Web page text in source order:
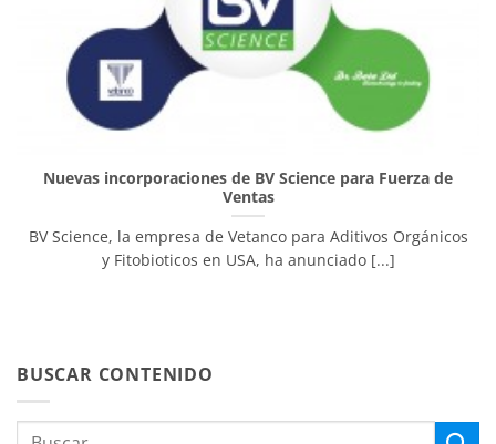
Nuevas incorporaciones de BV Science para Fuerza de
Ventas
BV Science, la empresa de Vetanco para Aditivos Orgánicos
y Fitobioticos en USA, ha anunciado [...]
BUSCAR CONTENIDO